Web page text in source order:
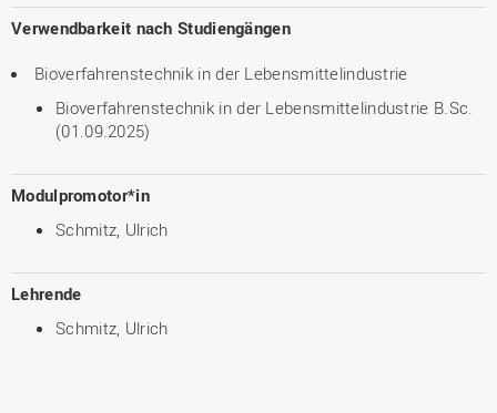
Verwendbarkeit nach Studiengängen
Bioverfahrenstechnik in der Lebensmittelindustrie
Bioverfahrenstechnik in der Lebensmittelindustrie B.Sc.
(01.09.2025)
Modulpromotor*in
Schmitz, Ulrich
Lehrende
Schmitz, Ulrich